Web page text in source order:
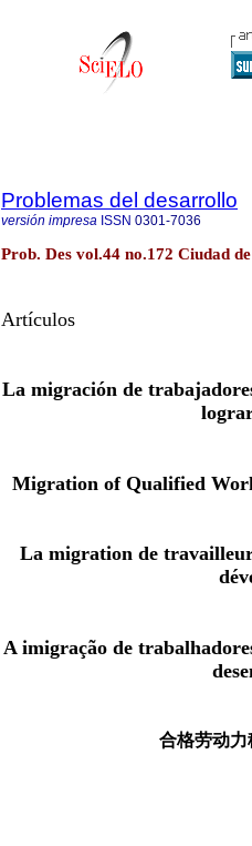
Problemas del desarrollo
versión impresa ISSN 0301-7036
Prob. Des vol.44 no.172 Ciudad
Artículos
La migración de
Migration of Qualified
La migration de
A imigração de
合格劳动